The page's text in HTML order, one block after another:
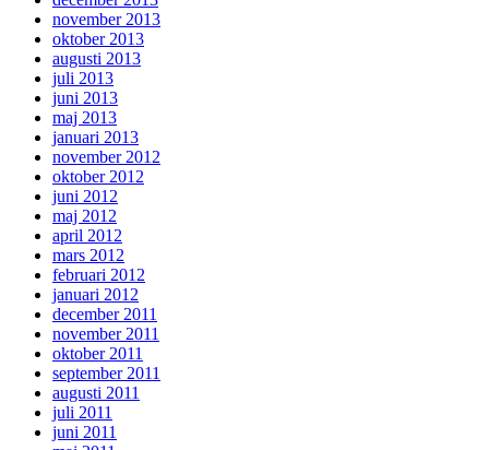
november 2013
oktober 2013
augusti 2013
juli 2013
juni 2013
maj 2013
januari 2013
november 2012
oktober 2012
juni 2012
maj 2012
april 2012
mars 2012
februari 2012
januari 2012
december 2011
november 2011
oktober 2011
september 2011
augusti 2011
juli 2011
juni 2011